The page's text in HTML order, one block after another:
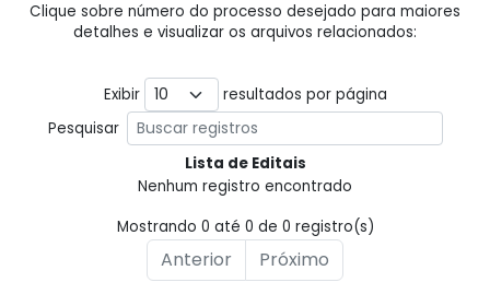
Clique sobre número do processo desejado para maiores
detalhes e visualizar os arquivos relacionados:
Exibir
resultados por página
Pesquisar
Lista de Editais
Nenhum registro encontrado
Mostrando 0 até 0 de 0 registro(s)
Anterior Próximo